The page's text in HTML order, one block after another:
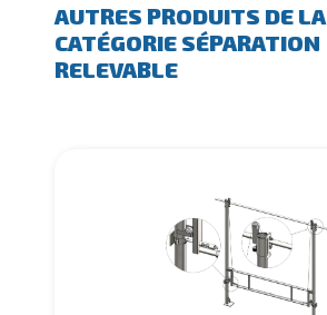
AUTRES PRODUITS DE LA
CATÉGORIE SÉPARATION
RELEVABLE